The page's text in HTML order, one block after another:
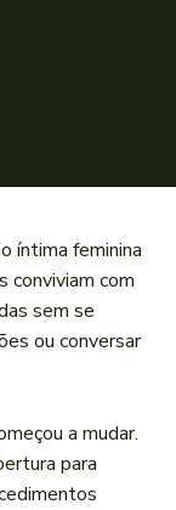
íntima feminina
conviviam com
sem se
ou conversar
a mudar.
para